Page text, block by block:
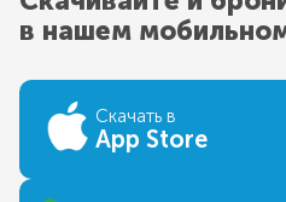
в нашем
Скачать в
App Store